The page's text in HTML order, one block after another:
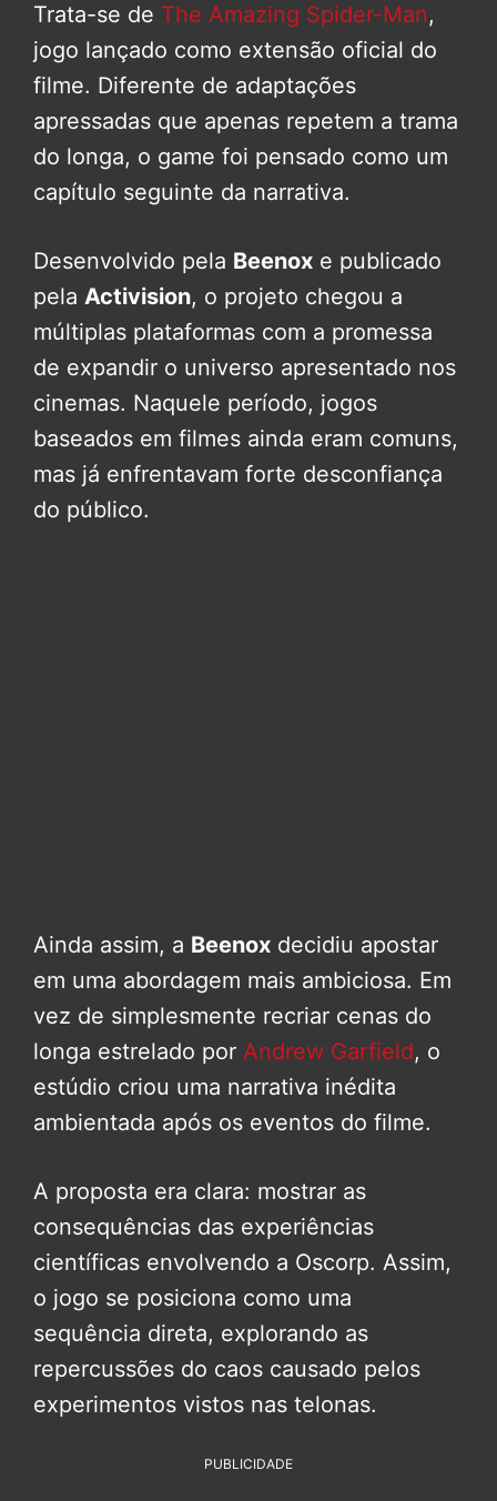
Trata-se de The Amazing Spider-Man,
jogo lançado como extensão oficial do
filme. Diferente de adaptações
apressadas que apenas repetem a trama
do longa, o game foi pensado como um
capítulo seguinte da narrativa.
Desenvolvido pela Beenox e publicado
pela Activision, o projeto chegou a
múltiplas plataformas com a promessa
de expandir o universo apresentado nos
cinemas. Naquele período, jogos
baseados em filmes ainda eram comuns,
mas já enfrentavam forte desconfiança
do público.
Ainda assim, a Beenox decidiu apostar
em uma abordagem mais ambiciosa. Em
vez de simplesmente recriar cenas do
longa estrelado por Andrew Garfield, o
estúdio criou uma narrativa inédita
ambientada após os eventos do filme.
A proposta era clara: mostrar as
consequências das experiências
científicas envolvendo a Oscorp. Assim,
o jogo se posiciona como uma
sequência direta, explorando as
repercussões do caos causado pelos
experimentos vistos nas telonas.
PUBLICIDADE